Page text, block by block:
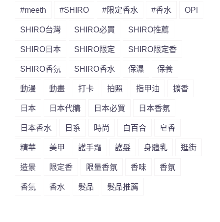
#meeth #SHIRO #限定香水 #香水 OPI
SHIRO台灣 SHIRO必買 SHIRO推薦
SHIRO日本 SHIRO限定 SHIRO限定香
SHIRO香氛 SHIRO香水 保濕 保養
動漫 動畫 打卡 拍照 指甲油 擴香
日本 日本代購 日本必買 日本香氛
日本香水 日系 時尚 白百合 皂香
精華 美甲 護手霜 護髮 身體乳 逛街
造景 限定香 限量香氛 香味 香氛
香氣 香水 髮品 髮品推薦